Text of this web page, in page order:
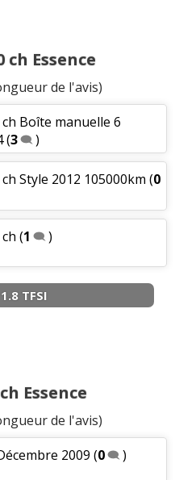
ch Essence
de l'avis)
ch Boîte manuelle 6
(3 )
ch Style 2012 105000km (0
(1 )
TFSI
Essence
de l'avis)
2009 (0 )